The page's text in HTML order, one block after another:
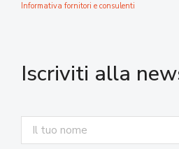
Informativa fornitori e consulenti
Iscriviti alla